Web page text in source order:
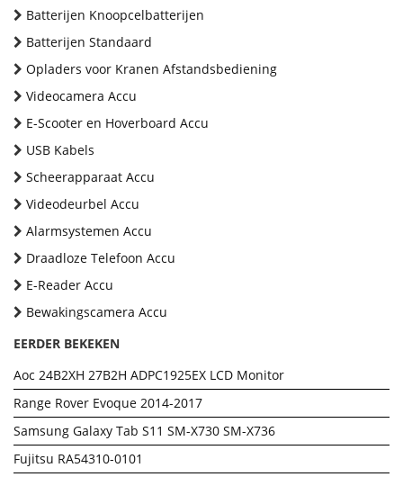
Batterijen Knoopcelbatterijen
Batterijen Standaard
Opladers voor Kranen Afstandsbediening
Videocamera Accu
E-Scooter en Hoverboard Accu
USB Kabels
Scheerapparaat Accu
Videodeurbel Accu
Alarmsystemen Accu
Draadloze Telefoon Accu
E-Reader Accu
Bewakingscamera Accu
EERDER BEKEKEN
Aoc 24B2XH 27B2H ADPC1925EX LCD Monitor
Range Rover Evoque 2014-2017
Samsung Galaxy Tab S11 SM-X730 SM-X736
Fujitsu RA54310-0101